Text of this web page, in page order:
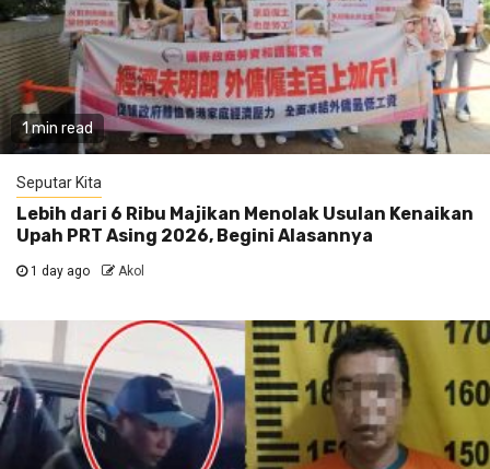
1 min read
Seputar Kita
Lebih dari 6 Ribu Majikan Menolak Usulan Kenaikan
Upah PRT Asing 2026, Begini Alasannya
1 day ago Akol